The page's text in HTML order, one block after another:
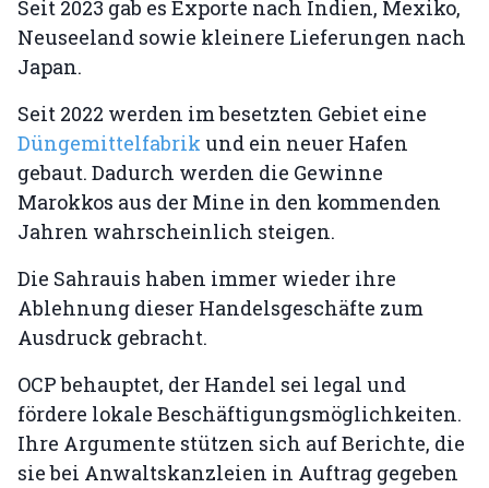
Seit 2023 gab es Exporte nach Indien, Mexiko,
Neuseeland sowie kleinere Lieferungen nach
Japan.
Seit 2022 werden im besetzten Gebiet eine
Düngemittelfabrik und ein neuer Hafen
gebaut. Dadurch werden die Gewinne
Marokkos aus der Mine in den kommenden
Jahren wahrscheinlich steigen.
Die Sahrauis haben immer wieder ihre
Ablehnung dieser Handelsgeschäfte zum
Ausdruck gebracht.
OCP behauptet, der Handel sei legal und
fördere lokale Beschäftigungsmöglichkeiten.
Ihre Argumente stützen sich auf Berichte, die
sie bei Anwaltskanzleien in Auftrag gegeben